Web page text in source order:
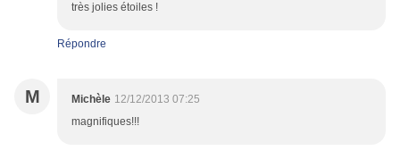
très jolies étoiles !
Répondre
M Michèle 12/12/2013 07:25
magnifiques!!!